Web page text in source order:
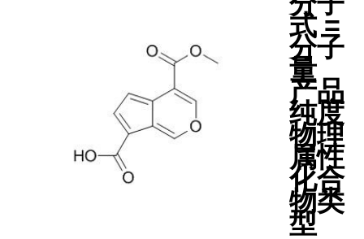
式 =
分子
量
产品
纯度
物理
属性
化合
物类
型